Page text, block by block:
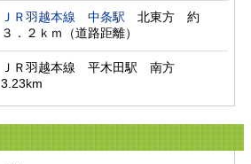
ＪＲ羽越本線 中条駅 北東方　約
３．２ｋｍ（道路距離）
ＪＲ羽越本線　平木田駅　南方
3.23km